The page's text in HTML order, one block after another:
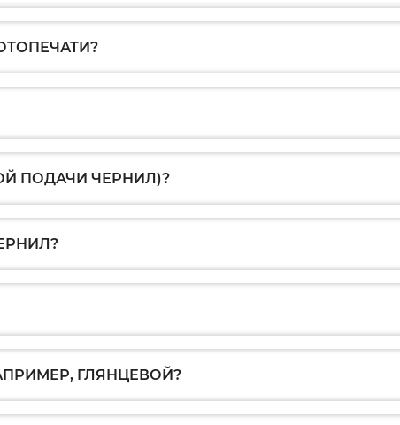
ПОДАЧИ ЧЕРНИЛ)?
ГЛЯНЦЕВОЙ?